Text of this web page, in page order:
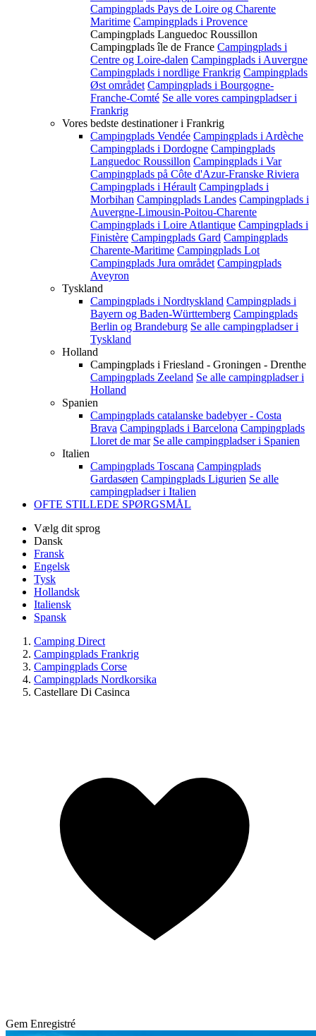
Campingplads Pays de Loire og Charente
Maritime Campingplads i Provence
Campingplads Languedoc Roussillon
Campingplads île de France Campingplads i
Centre og Loire-dalen Campingplads i Auvergne
Campingplads i nordlige Frankrig Campingplads
Øst området Campingplads i Bourgogne-
Franche-Comté Se alle vores campingpladser i
Frankrig
Vores bedste destinationer i Frankrig
Campingplads Vendée Campingplads i Ardèche
Campingplads i Dordogne Campingplads
Languedoc Roussillon Campingplads i Var
Campingplads på Côte d'Azur-Franske Riviera
Campingplads i Hérault Campingplads i
Morbihan Campingplads Landes Campingplads i
Auvergne-Limousin-Poitou-Charente
Campingplads i Loire Atlantique Campingplads i
Finistère Campingplads Gard Campingplads
Charente-Maritime Campingplads Lot
Campingplads Jura området Campingplads
Aveyron
Tyskland
Campingplads i Nordtyskland Campingplads i
Bayern og Baden-Württemberg Campingplads
Berlin og Brandeburg Se alle campingpladser i
Tyskland
Holland
Campingplads i Friesland - Groningen - Drenthe
Campingplads Zeeland Se alle campingpladser i
Holland
Spanien
Campingplads catalanske badebyer - Costa
Brava Campingplads i Barcelona Campingplads
Lloret de mar Se alle campingpladser i Spanien
Italien
Campingplads Toscana Campingplads
Gardasøen Campingplads Ligurien Se alle
campingpladser i Italien
OFTE STILLEDE SPØRGSMÅL
Vælg dit sprog
Dansk
Fransk
Engelsk
Tysk
Hollandsk
Italiensk
Spansk
Camping Direct
Campingplads Frankrig
Campingplads Corse
Campingplads Nordkorsika
Castellare Di Casinca
Gem Enregistré